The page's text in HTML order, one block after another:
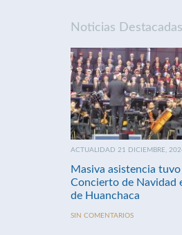
Noticias Destacadas
ACTUALIDAD 21 DICIEMBRE,
Masiva asistencia
Concierto de Navidad
de Huanchaca
SIN COMENTARIOS